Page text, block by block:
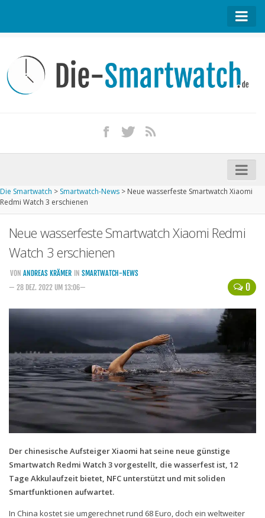
Kontakt / Tipp geben
Impressum
iPhone kaufen
Startseite
Kommende Smartwatches
Handytarife
BASE
Smartphonetarife
Datentarife
o2
Smartphonetarife
Prepaid-Tarife
Datentarife
Flatrate-Prepaidtarife
Mobilfunk-Vergleichsrechner
Mobilfunk-Tarifrechner
Flatrate-Datentarife
Die Smartwatch > Smartwatch-News > Neue wasserfeste Smartwatch Xiaomi
Redmi Watch 3 erschienen
Neue wasserfeste Smartwatch Xiaomi Redmi
Watch 3 erschienen
0
VON ANDREAS KRÄMER IN SMARTWATCH-NEWS
— 28 DEZ. 2022 UM 13:06—
Der chinesische Aufsteiger Xiaomi hat seine neue günstige
Smartwatch Redmi Watch 3 vorgestellt, die wasserfest ist, 12
Tage Akkulaufzeit bietet, NFC unterstützt und mit soliden
Smartfunktionen aufwartet.
In China kostet sie umgerechnet rund 68 Euro, doch ein weltweiter